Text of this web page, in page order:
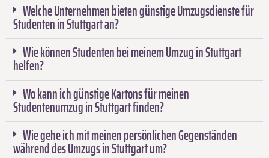
Welche Unternehmen bieten günstige Umzugsdienste für
Studenten in Stuttgart an?
Wie können Studenten bei meinem Umzug in Stuttgart
helfen?
Wo kann ich günstige Kartons für meinen
Studentenumzug in Stuttgart finden?
Wie gehe ich mit meinen persönlichen Gegenständen
während des Umzugs in Stuttgart um?